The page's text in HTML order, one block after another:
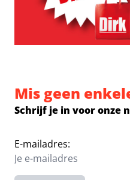
Mis geen
Schrijf je in voor onze
E-mailadres: